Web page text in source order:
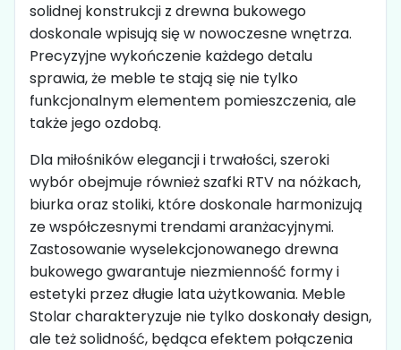
solidnej konstrukcji z drewna bukowego
doskonale wpisują się w nowoczesne wnętrza.
Precyzyjne wykończenie każdego detalu
sprawia, że meble te stają się nie tylko
funkcjonalnym elementem pomieszczenia, ale
także jego ozdobą.
Dla miłośników elegancji i trwałości, szeroki
wybór obejmuje również szafki RTV na nóżkach,
biurka oraz stoliki, które doskonale harmonizują
ze współczesnymi trendami aranżacyjnymi.
Zastosowanie wyselekcjonowanego drewna
bukowego gwarantuje niezmienność formy i
estetyki przez długie lata użytkowania. Meble
Stolar charakteryzuje nie tylko doskonały design,
ale też solidność, będąca efektem połączenia